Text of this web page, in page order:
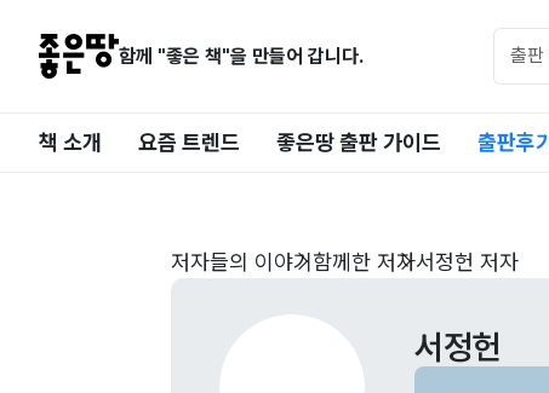
함께 "좋은 책"을 만들어 갑니다.
책 소개 요즘 트렌드 좋은땅 출판 가이드 출판후기
저자들의 이야기 함께한 저자서정헌 저자
서정헌